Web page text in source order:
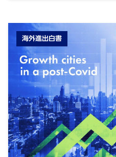
海外進出白書